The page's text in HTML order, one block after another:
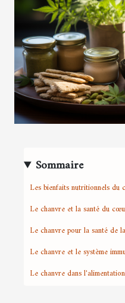
Sommaire
Les bienfaits nutritionnels du
Le chanvre et la santé du
Le chanvre pour la santé de
Le chanvre et le système
Le chanvre dans